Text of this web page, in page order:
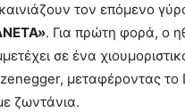
τον επόμενο
. Για πρώτη φορά, ο
σε ένα
μεταφέροντας το
ζωντάνια.